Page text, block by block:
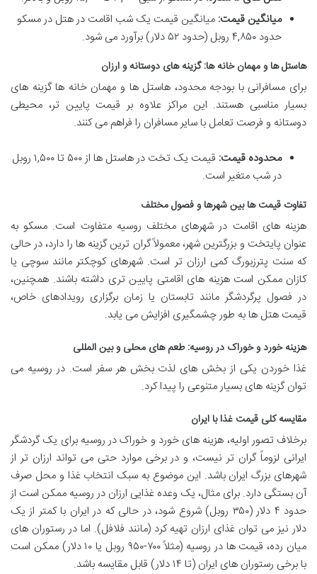
میانگین قیمت: میانگین قیمت یک شب اقامت در هتل در مسکو
حدود ۴,۸۵۰ روبل (حدود ۵۲ دلار) برآورد می شود.
هاستل ها و مهمان خانه ها: گزینه های دوستانه و ارزان
برای مسافرانی با بودجه محدود، هاستل ها و مهمان خانه ها گزینه های
بسیار مناسبی هستند. این مراکز علاوه بر قیمت پایین تر، محیطی
دوستانه و فرصت تعامل با سایر مسافران را فراهم می کنند.
محدوده قیمت:
قیمت یک تخت در هاستل ها از ۵۰۰ تا ۱,۵۰۰ روبل
در شب متغیر است.
تفاوت قیمت ها بین شهرها و فصول مختلف
هزینه های اقامت در شهرهای مختلف روسیه متفاوت است. مسکو به
عنوان پایتخت و بزرگترین شهر، معمولاً گران ترین گزینه ها را دارد، در حالی
که سنت پترزبورگ کمی ارزان تر است. شهرهای کوچکتر مانند سوچی یا
کازان ممکن است هزینه های اقامتی پایین تری داشته باشند. همچنین،
در فصول پرگردشگر مانند تابستان یا زمان برگزاری رویدادهای خاص،
قیمت هتل ها به طور چشمگیری افزایش می یابد.
هزینه خورد و خوراک در روسیه: طعم های محلی و بین المللی
غذا خوردن یکی از بخش های لذت بخش هر سفر است. در روسیه می
توان گزینه های بسیار متنوعی را پیدا کرد.
مقایسه کلی قیمت غذا با ایران
برخلاف تصور اولیه، هزینه های خورد و خوراک در روسیه برای یک گردشگر
ایرانی لزوماً گران تر نیست، و در برخی موارد حتی می تواند ارزان تر از
شهرهای بزرگ ایران باشد. این موضوع به سبک انتخاب غذا و محل صرف
آن بستگی دارد. برای مثال، یک وعده غذایی ارزان در روسیه ممکن است از
حدود ۴ دلار (۳۵۰ روبل) شروع شود، در حالی که در ایران با کمتر از یک
دلار نیز می توان غذای ارزان تهیه کرد (مانند فلافل). اما در رستوران های
میان رده، قیمت ها در روسیه (مثلاً ۷۰۰-۹۵۰ روبل یا ۱۰ دلار) ممکن است
با برخی رستوران های ایران (تا ۱۴ دلار) قابل مقایسه باشد.